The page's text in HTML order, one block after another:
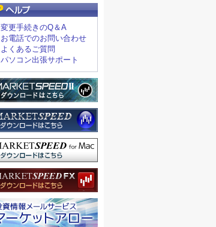
変更手続きのQ＆A
お電話でのお問い合わせ
よくあるご質問
パソコン出張サポート